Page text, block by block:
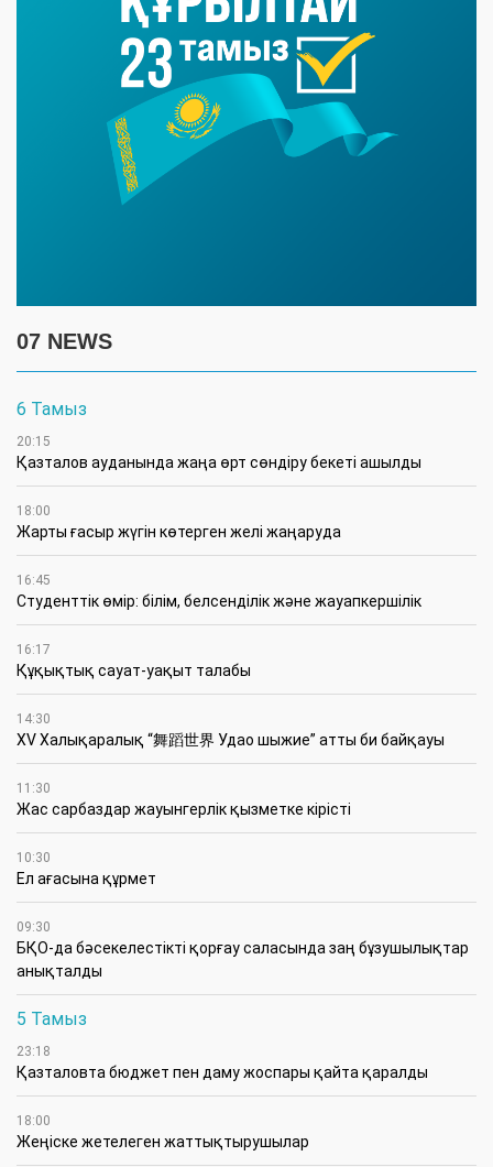
07 NEWS
6 Тамыз
20:15
Қазталов ауданында жаңа өрт сөндіру бекеті ашылды
18:00
Жарты ғасыр жүгін көтерген желі жаңаруда
16:45
Студенттік өмір: білім, белсенділік және жауапкершілік
16:17
Құқықтық сауат-уақыт талабы
14:30
XV Халықаралық “舞蹈世界 Удао шыжие” атты би байқауы
11:30
Жас сарбаздар жауынгерлік қызметке кірісті
10:30
Ел ағасына құрмет
09:30
БҚО-да бәсекелестікті қорғау саласында заң бұзушылықтар
анықталды
5 Тамыз
23:18
Қазталовта бюджет пен даму жоспары қайта қаралды
18:00
Жеңіске жетелеген жаттықтырушылар